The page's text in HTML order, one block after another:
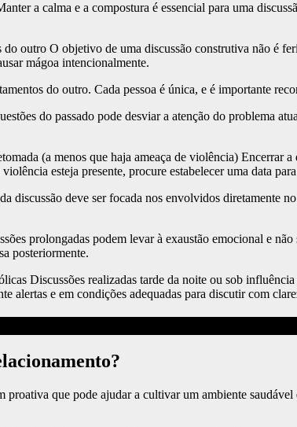
a calma e a compostura é essencial para uma
outro O objetivo de uma discussão construtiva não é
mágoa intencionalmente.
do outro. Cada pessoa é única, e é importante
do passado pode desviar a atenção do problema
(a menos que haja ameaça de violência) Encerrar
esteja presente, procure estabelecer uma data
discussão deve ser focada nos envolvidos diretamente
prolongadas podem levar à exaustão emocional e
posteriormente.
Discussões realizadas tarde da noite ou sob
alertas e em condições adequadas para discutir com
que pode ajudar a cultivar um ambiente